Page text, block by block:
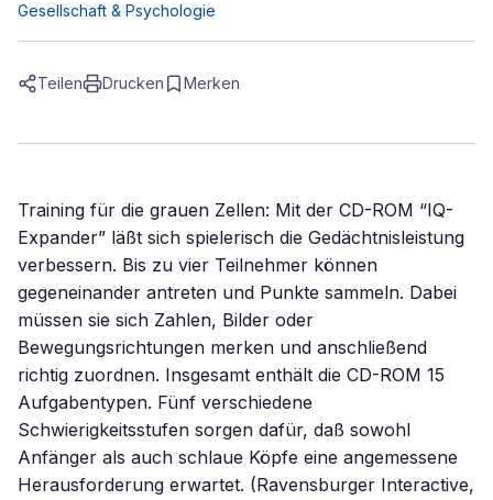
Gesellschaft & Psychologie
Teilen Drucken Merken
Training für die grauen Zellen: Mit der CD-ROM “IQ-
Expander” läßt sich spielerisch die Gedächtnisleistung
verbessern. Bis zu vier Teilnehmer können
gegeneinander antreten und Punkte sammeln. Dabei
müssen sie sich Zahlen, Bilder oder
Bewegungsrichtungen merken und anschließend
richtig zuordnen. Insgesamt enthält die CD-ROM 15
Aufgabentypen. Fünf verschiedene
Schwierigkeitsstufen sorgen dafür, daß sowohl
Anfänger als auch schlaue Köpfe eine angemessene
Herausforderung erwartet. (Ravensburger Interactive,